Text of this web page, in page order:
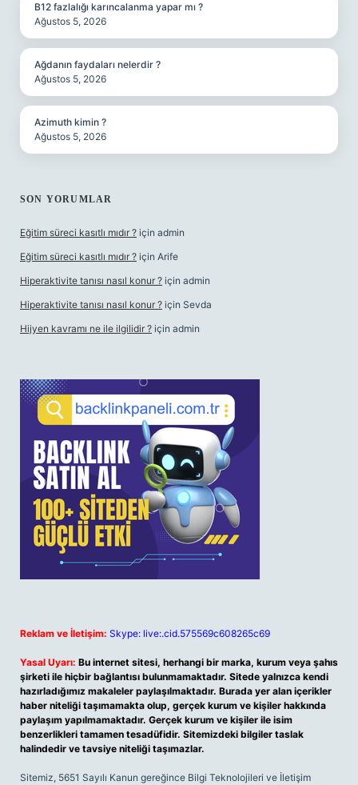
B12 fazlalığı karıncalanma yapar mı ?
Ağustos 5, 2026
Ağdanın faydaları nelerdir ?
Ağustos 5, 2026
Azimuth kimin ?
Ağustos 5, 2026
SON YORUMLAR
Eğitim süreci kasıtlı mıdır ? için admin
Eğitim süreci kasıtlı mıdır ? için Arife
Hiperaktivite tanısı nasıl konur ? için admin
Hiperaktivite tanısı nasıl konur ? için Sevda
Hijyen kavramı ne ile ilgilidir ? için admin
Reklam ve İletişim: Skype: live:.cid.575569c608265c69
Yasal Uyarı: Bu internet sitesi, herhangi bir marka, kurum veya şahıs
şirketi ile hiçbir bağlantısı bulunmamaktadır. Sitede yalnızca kendi
hazırladığımız makaleler paylaşılmaktadır. Burada yer alan içerikler
haber niteliği taşımamakta olup, gerçek kurum ve kişiler hakkında
paylaşım yapılmamaktadır. Gerçek kurum ve kişiler ile isim
benzerlikleri tamamen tesadüfidir. Sitemizdeki bilgiler taslak
halindedir ve tavsiye niteliği taşımazlar.
Sitemiz, 5651 Sayılı Kanun gereğince Bilgi Teknolojileri ve İletişim